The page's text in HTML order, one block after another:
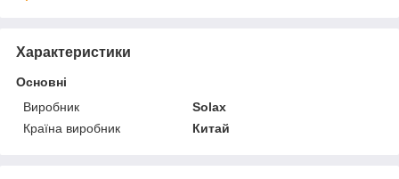
Характеристики
Основні
Виробник
Solax
Країна виробник
Китай